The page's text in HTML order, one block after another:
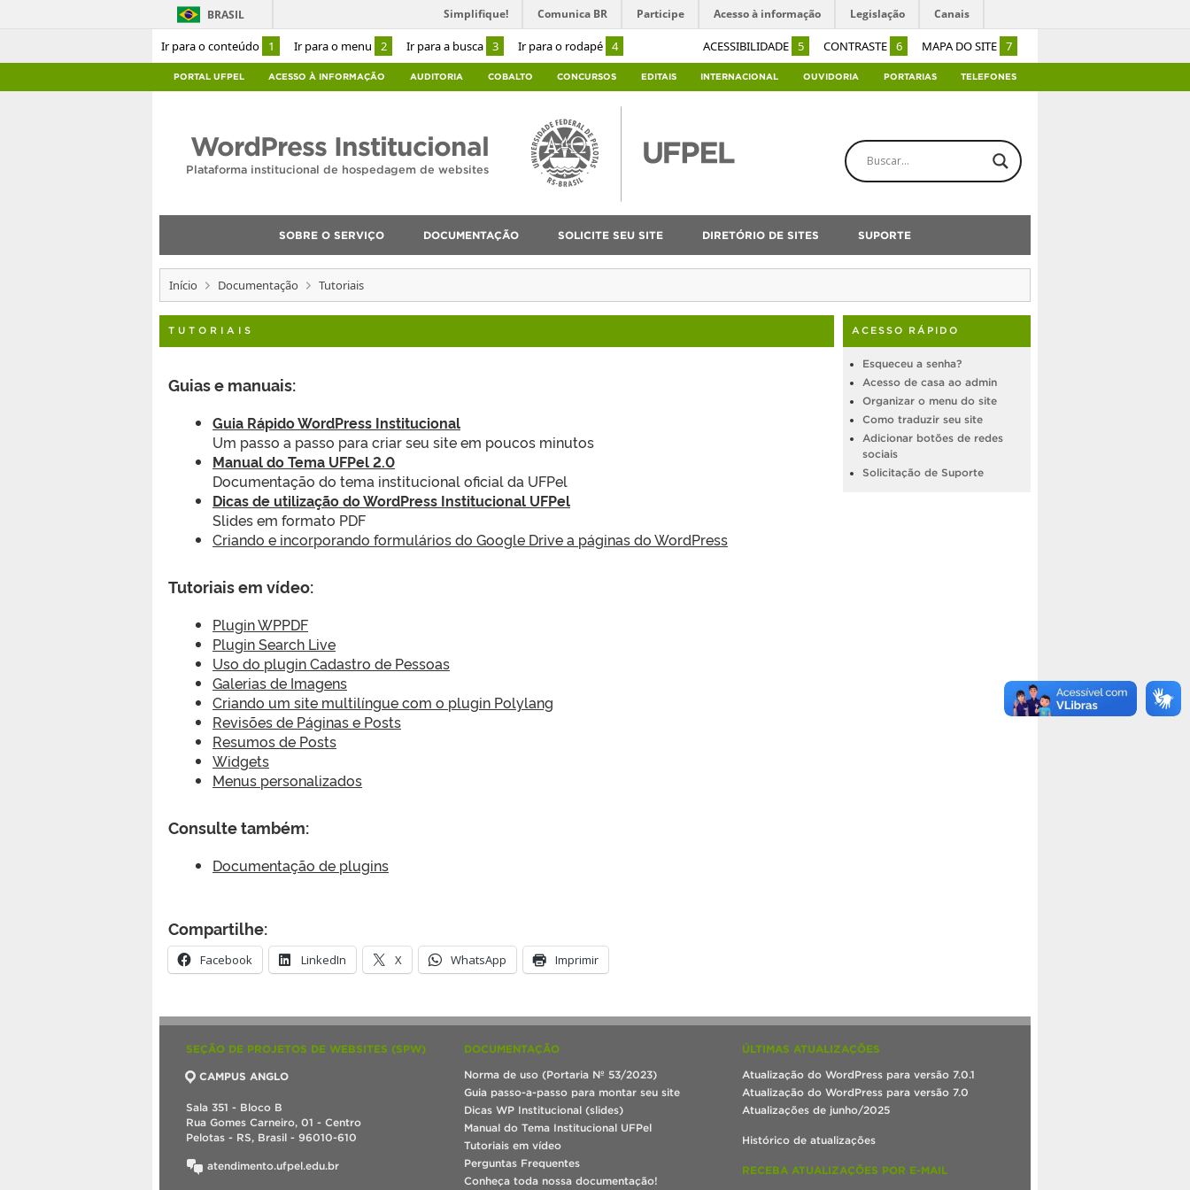
Ir para o conteúdo 1 Ir para o menu 2 Ir para a busca 3 Ir para o rodapé 4 ACESSIBILIDADE 5 CONTRASTE 6 MAPA DO SITE 7
BRASIL Simplifique! Comunica BR Participe Acesso à informação Legislação Canais
PORTAL UFPEL ACESSO À INFORMAÇÃO AUDITORIA COBALTO CONCURSOS EDITAIS INTERNACIONAL OUVIDORIA PORTARIAS TELEFONES
WordPress Institucional
Plataforma institucional de hospedagem de websites
SOBRE O SERVIÇO DOCUMENTAÇÃO SOLICITE SEU SITE DIRETÓRIO DE SITES SUPORTE
Início Documentação Tutoriais
TUTORIAIS
Guias e manuais:
Guia Rápido WordPress Institucional
Um passo a passo para criar seu site em poucos minutos
Manual do Tema UFPel 2.0
Documentação do tema institucional oficial da UFPel
Dicas de utilização do WordPress Institucional UFPel
Slides em formato PDF
Criando e incorporando formulários do Google Drive a páginas do WordPress
Tutoriais em vídeo:
Plugin WPPDF
Plugin Search Live
Uso do plugin Cadastro de Pessoas
Galerias de Imagens
Criando um site multilíngue com o plugin Polylang
Revisões de Páginas e Posts
Resumos de Posts
Widgets
Menus personalizados
Consulte também:
Documentação de plugins
Compartilhe:
Facebook LinkedIn X WhatsApp Imprimir
ACESSO RÁPIDO
Esqueceu a senha?
Acesso de casa ao admin
Organizar o menu do site
Como traduzir seu site
Adicionar botões de redes
sociais
Solicitação de Suporte
SEÇÃO DE PROJETOS DE WEBSITES (SPW)
CAMPUS ANGLO
Sala 351 - Bloco B
Rua Gomes Carneiro, 01 - Centro
Pelotas - RS, Brasil - 96010-610
atendimento.ufpel.edu.br
DOCUMENTAÇÃO
Norma de uso (Portaria Nº 53/2023)
Guia passo-a-passo para montar seu site
Dicas WP Institucional (slides)
Manual do Tema Institucional UFPel
Tutoriais em vídeo
Perguntas Frequentes
Conheça toda nossa documentação!
ÚLTIMAS ATUALIZAÇÕES
Atualização do WordPress para versão 7.0.1
Atualização do WordPress para versão 7.0
Atualizações de junho/2025
Histórico de atualizações
RECEBA ATUALIZAÇÕES POR E-MAIL